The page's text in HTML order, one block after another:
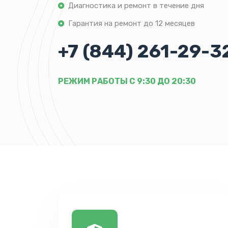
Диагностика и ремонт в течение дня
Гарантия на ремонт до 12 месяцев
+7 (844) 261-29-
РЕЖИМ РАБОТЫ С 9:30 ДО 20:30